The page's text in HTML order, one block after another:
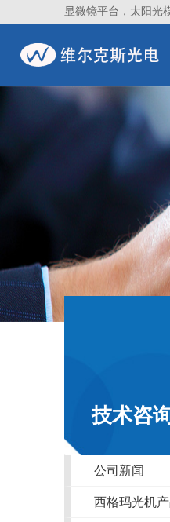
显微镜平台，太阳光
技术咨
公司新闻
西格玛光机